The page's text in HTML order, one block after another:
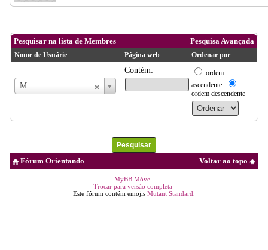
Pesquisa Avançada
Pesquisar na lista de Membres
Nome de Usuárie Página web Ordenar por
M
Nome
de
Contém:
ordem
ascendente
ordem descendente
Voltar ao topo
Fórum Orientando
MyBB Móvel
Trocar para versão completa
Este fórum contém emojis Mutant Standard